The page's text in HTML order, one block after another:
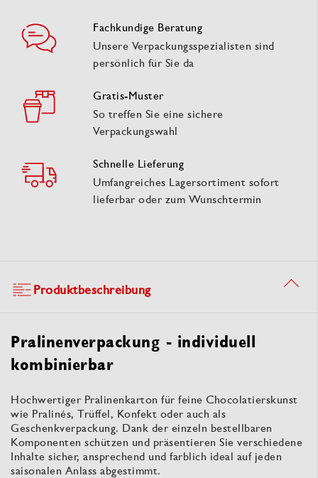
Fachkundige Beratung
Unsere Verpackungsspezialisten sind
persönlich für Sie da
Gratis-Muster
So treffen Sie eine sichere
Verpackungswahl
Schnelle Lieferung
Umfangreiches Lagersortiment sofort
lieferbar oder zum Wunschtermin
Produktbeschreibung
Pralinenverpackung - individuell
kombinierbar
Hochwertiger Pralinenkarton für feine Chocolatierskunst
wie Pralinés, Trüffel, Konfekt oder auch als
Geschenkverpackung. Dank der einzeln bestellbaren
Komponenten schützen und präsentieren Sie verschiedene
Inhalte sicher, ansprechend und farblich ideal auf jeden
saisonalen Anlass abgestimmt.